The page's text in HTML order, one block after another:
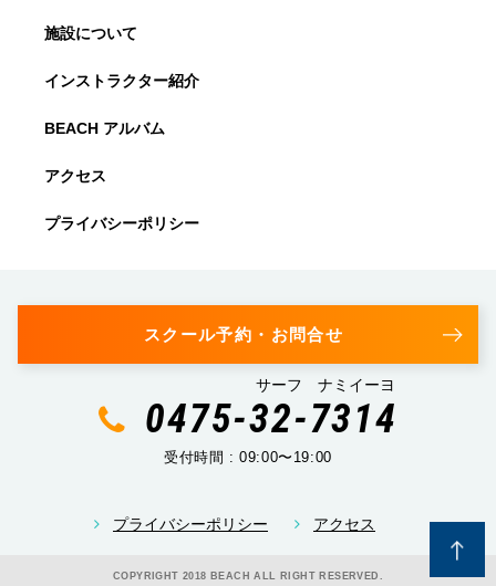
施設について
インストラクター紹介
BEACH アルバム
アクセス
プライバシーポリシー
スクール予約・お問合せ
サーフ ナミイーヨ
0475-32-7314
受付時間 : 09:00〜19:00
プライバシーポリシー アクセス
COPYRIGHT 2018 BEACH ALL RIGHT RESERVED.